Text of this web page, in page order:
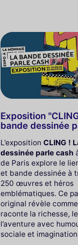
Exposition
bande dessinée
L’exposition CLING !
dessinée parle cash
de Paris explore le
et bande dessinée à
250 œuvres et héros
emblématiques. Ce
original révèle
raconte la richesse,
l’aventure avec
sociale et